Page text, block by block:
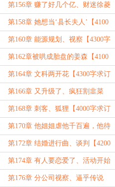
阅】
第156章 赚了好几个亿、财迷徐菱
【4200字求订阅】
第158章 她想当‘县长夫人’【4100
字求订阅】
第160章 能源规划、视察【4300字
求订阅】
第162章被哄成胎盘的姜森【4100
字求订阅】
第164章 文科两开花【4300字求订
阅】
第166章 又升级了、疯狂割韭菜
【4200字求订阅】
第168章 刺客、狐狸【4000字求订
阅】
第170章 他姐姐虐他千百遍，他待
他姐姐如从前【4100字】
第172章 结婚进行曲、谈判【4200
字求订阅】
第174章 有人要恋爱了、活动开始
【4000字求订阅】
第176章 分公司视察、逼乎传说